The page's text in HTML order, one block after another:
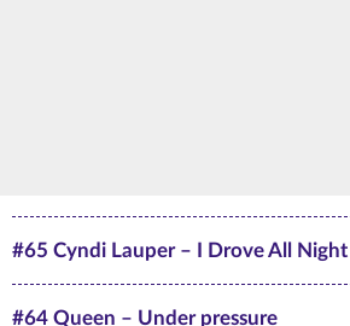
#65 Cyndi Lauper – I Drove All Night
#64 Queen – Under pressure